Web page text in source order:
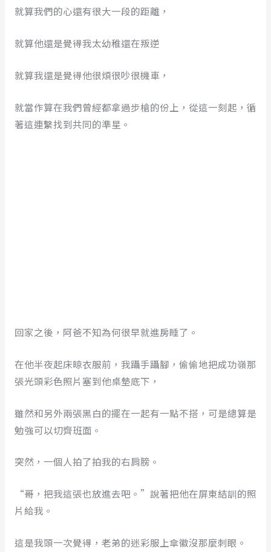
就算我們的心還有很大一段的距離，
就算他還是覺得我太幼稚還在叛逆
就算我還是覺得他很煩很吵很機車，
就當作算在我們曾經都拿過步槍的份上，從這一刻起，循
著這連繫找到共同的準星。
回家之後，阿爸不知為何很早就進房睡了。
在他半夜起床晾衣服前，我躡手躡腳，偷偷地把成功嶺那
張光頭彩色照片塞到他桌墊底下，
雖然和另外兩張黑白的擺在一起有一點不搭，可是總算是
勉強可以切齊班面。
突然，一個人拍了拍我的右肩膀。
“哥，把我這張也放進去吧。”說著把他在屏東結訓的照
片給我。
這是我頭一次覺得，老弟的迷彩服上傘徽沒那麼刺眼。